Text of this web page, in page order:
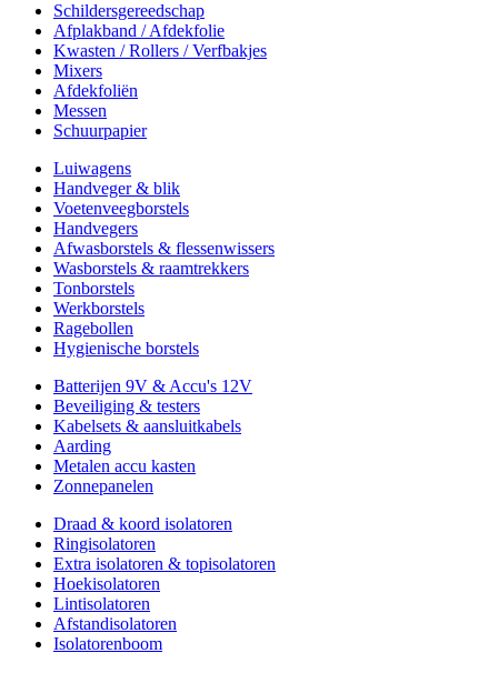
Schildersgereedschap
Afplakband / Afdekfolie
Kwasten / Rollers / Verfbakjes
Mixers
Afdekfoliën
Messen
Schuurpapier
Luiwagens
Handveger & blik
Voetenveegborstels
Handvegers
Afwasborstels & flessenwissers
Wasborstels & raamtrekkers
Tonborstels
Werkborstels
Ragebollen
Hygienische borstels
Batterijen 9V & Accu's 12V
Beveiliging & testers
Kabelsets & aansluitkabels
Aarding
Metalen accu kasten
Zonnepanelen
Draad & koord isolatoren
Ringisolatoren
Extra isolatoren & topisolatoren
Hoekisolatoren
Lintisolatoren
Afstandisolatoren
Isolatorenboom